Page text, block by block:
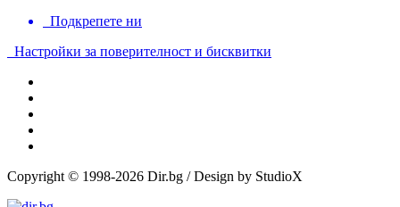
Подкрепете ни
Настройки за поверителност и бисквитки
Copyright © 1998-2026 Dir.bg / Design by StudioX